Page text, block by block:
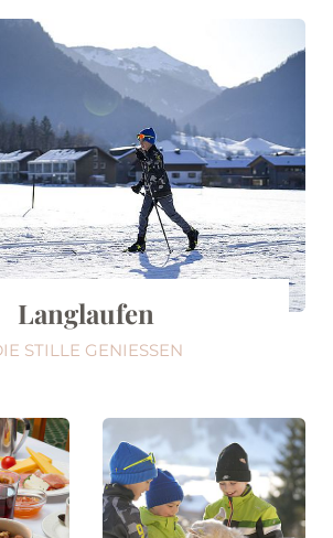
Langlaufen
STILLE GENIESSEN